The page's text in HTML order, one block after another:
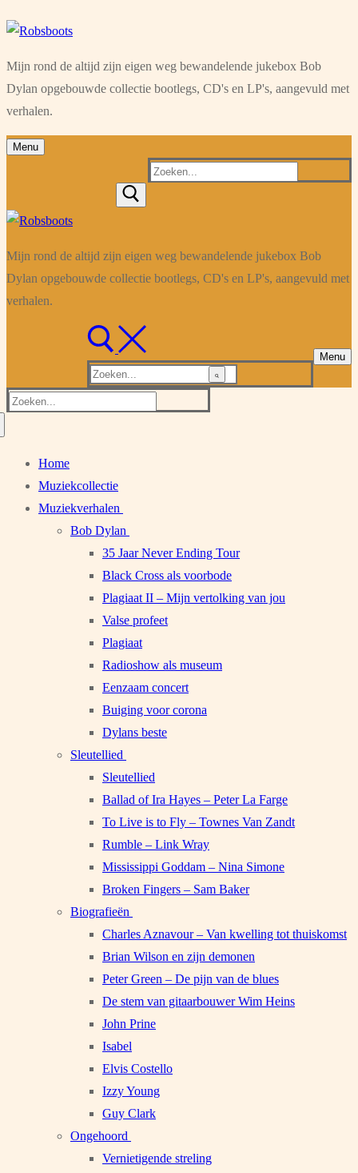
Ga
de
inhoud
Menu
Sluiten
Mijn rond de altijd zijn eigen weg bewandelende jukebox Bob
Dylan opgebouwde collectie bootlegs, CD's en LP's, aangevuld met
verhalen.
Menu
Zoeken
Mijn rond de altijd zijn eigen weg bewandelende jukebox Bob
Dylan opgebouwde collectie bootlegs, CD's en LP's, aangevuld met
verhalen.
Zoeken
naar:
Menu
Zoeken
Home
Muziekcollectie
Muziekverhalen
Bob Dylan
35 Jaar Never Ending Tour
Black Cross als voorbode
Plagiaat II – Mijn vertolking van jou
Valse profeet
Plagiaat
Radioshow als museum
Eenzaam concert
Buiging voor corona
Dylans beste
Sleutellied
Sleutellied
Ballad of Ira Hayes – Peter La Farge
To Live is to Fly – Townes Van Zandt
Rumble – Link Wray
Mississippi Goddam – Nina Simone
Broken Fingers – Sam Baker
Biografieën
Charles Aznavour – Van kwelling tot thuiskomst
Brian Wilson en zijn demonen
Peter Green – De pijn van de blues
De stem van gitaarbouwer Wim Heins
John Prine
Isabel
Elvis Costello
Izzy Young
Guy Clark
Ongehoord
Vernietigende streling